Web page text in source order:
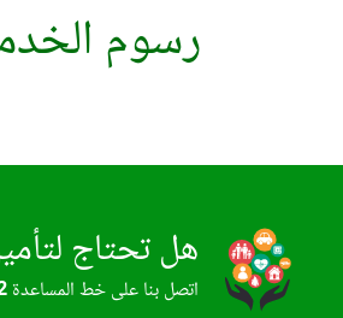
رسوم
هل تحتاج
اتصل بنا على خط المساعدة